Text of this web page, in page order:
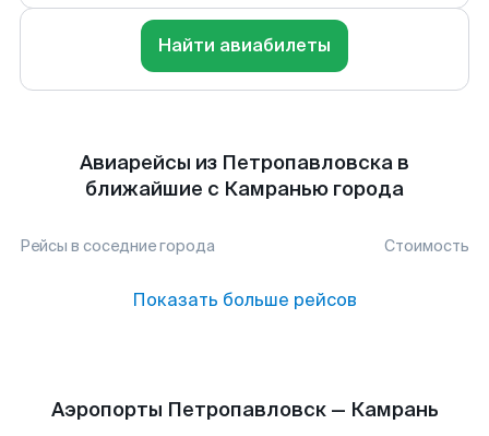
Найти авиабилеты
Авиарейсы из Петропавловска в
ближайшие с Камранью города
Рейсы в соседние города Стоимость
Показать больше рейсов
Аэропорты Петропавловск — Камрань